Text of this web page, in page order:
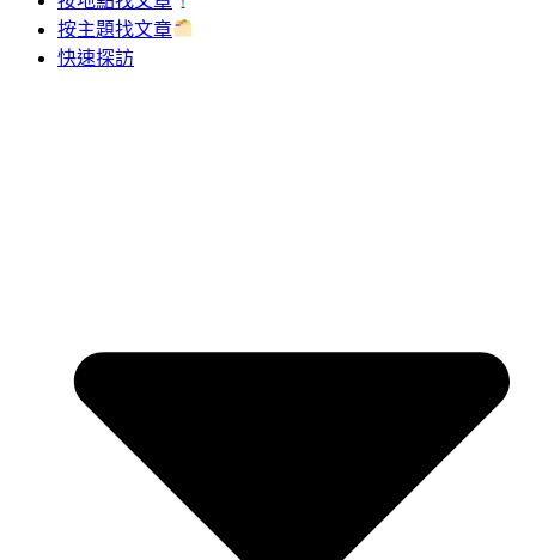
按主題找文章
快速探訪